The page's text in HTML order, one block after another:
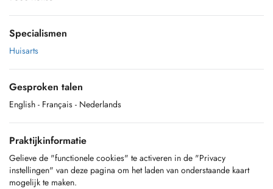
Specialismen
Huisarts
Gesproken talen
English - Français - Nederlands
Praktijkinformatie
Gelieve de "functionele cookies" te activeren in de "Privacy
instellingen" van deze pagina om het laden van onderstaande kaart
mogelijk te maken.